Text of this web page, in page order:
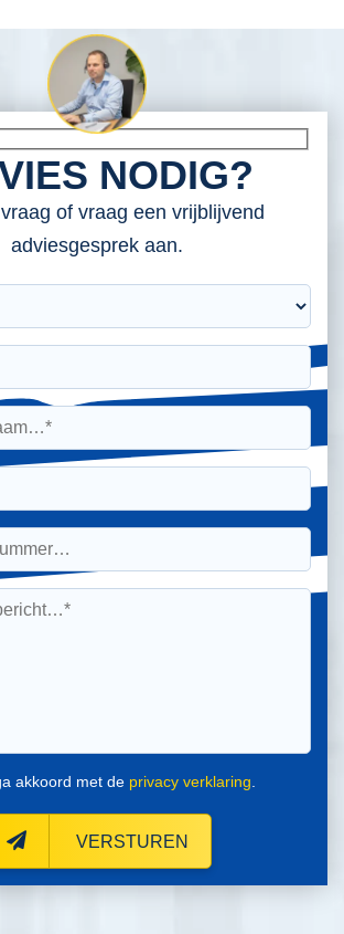
NODIG?
of vraag een vrijblijvend
adviesgesprek aan.
akkoord met de privacy verklaring
VERSTUREN